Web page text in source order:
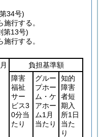
34号)
行する。
第13号)
行する。
負担基準額
障害
福祉
サー
ビス3
0分当
たり
グルー
プホー
ム・ケ
アホー
ム1月
当たり
知的
障害
者短
期入
所1日
当た
り